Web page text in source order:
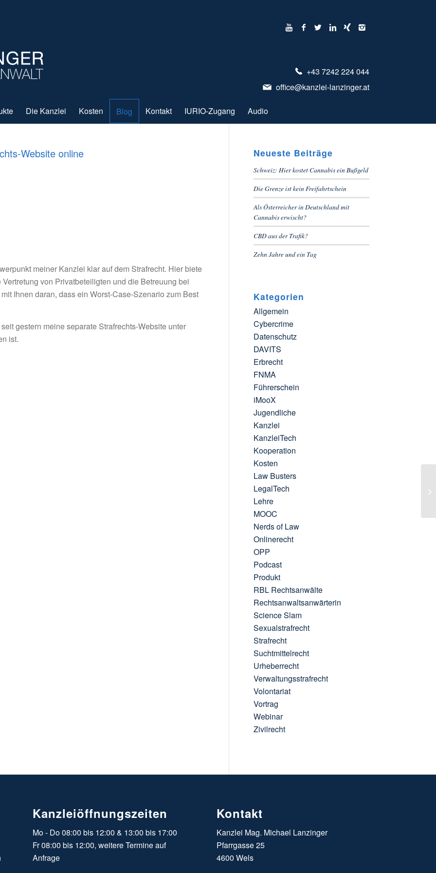
+43 7242 224 044
office@kanzlei-lanzinger.at
Die Kanzlei Kosten Blog Kontakt IURIO-Zugang Audio
Website online
meiner Kanzlei klar auf dem Strafrecht. Hier biete
von Privatbeteiligten und die Betreuung bei
Ihnen daran, dass ein Worst-Case-Szenario zum Best
gestern meine separate Strafrechts-Website unter
ist.
Neueste Beiträge
Schweiz: Hier kostet Cannabis ein Bußgeld
Die Grenze ist kein Freifahrtschein
Als Österreicher in Deutschland mit
Cannabis erwischt?
CBD aus der Trafik?
Zehn Jahre und ein Tag
Kategorien
Allgemein
Cybercrime
Datenschutz
DAVITS
Erbrecht
FNMA
Führerschein
iMooX
Jugendliche
Kanzlei
KanzleiTech
Kooperation
Kosten
Law Busters
LegalTech
Lehre
MOOC
Nerds of Law
Onlinerecht
OPP
Podcast
Produkt
RBL Rechtsanwälte
Rechtsanwaltsanwärterin
Science Slam
Sexualstrafrecht
Strafrecht
Suchtmittelrecht
Urheberrecht
Verwaltungsstrafrecht
Volontariat
Vortrag
Webinar
Zivilrecht
Kanzleiöffnungszeiten
Mo - Do 08:00 bis 12:00 & 13:00 bis 17:00
Fr 08:00 bis 12:00, weitere Termine auf
Anfrage
Kontakt
Kanzlei Mag. Michael Lanzinger
Pfarrgasse 25
4600 Wels